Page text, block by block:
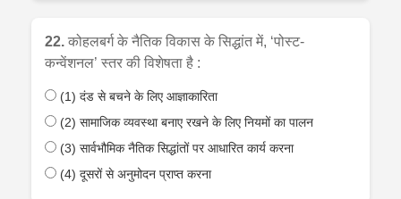
22. कोहलबर्ग के नैतिक विकास के सिद्धांत में, ‘पोस्ट-
कन्वेंशनल’ स्तर की विशेषता है :
(1) दंड से बचने के लिए आज्ञाकारिता
(2) सामाजिक व्यवस्था बनाए रखने के लिए नियमों का पालन
(3) सार्वभौमिक नैतिक सिद्धांतों पर आधारित कार्य करना
(4) दूसरों से अनुमोदन प्राप्त करना